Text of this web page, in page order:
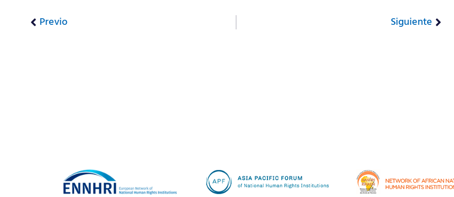
Previo Siguiente